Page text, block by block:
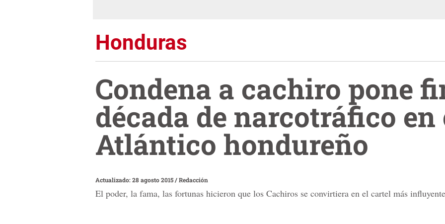
Honduras
Condena a cachiro pone
década de narcotráfico en
Atlántico hondureño
Actualizado: 28 agosto 2015/Redacción
El poder, la fama, las fortunas hicieron que los Cachiros se convirtiera en el cartel más